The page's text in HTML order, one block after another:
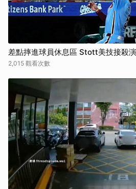
差點摔進球員休息區 Stott美技接殺
2,015 觀看次數